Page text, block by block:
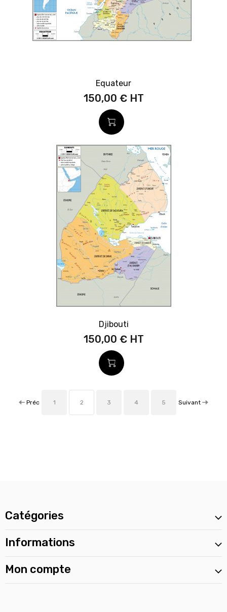
Equateur
150,00 €
Djibouti
150,00 €
Préc 1 2 3 4 5 Suivant
Catégories
Informations
Mon compte